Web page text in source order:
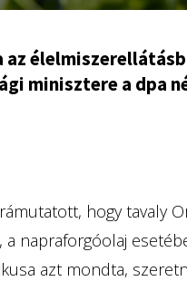
minisztere a dpa
hogy tavaly
napraforgóolaj
azt mondta,